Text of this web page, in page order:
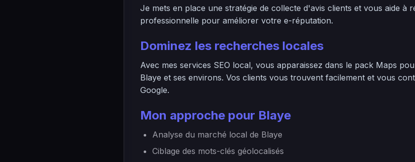
Je mets en place une stratégie de collecte d'avis clients et vous aide à
professionnelle pour améliorer votre e-réputation.
Dominez les recherches locales
Avec mes services SEO local, vous apparaissez dans le pack Maps
Blaye et ses environs. Vos clients vous trouvent facilement et vous
Google.
Mon approche pour Blaye
Analyse du marché local de Blaye
Ciblage des mots-clés géolocalisés